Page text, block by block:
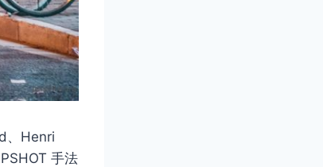
、Henri
手法